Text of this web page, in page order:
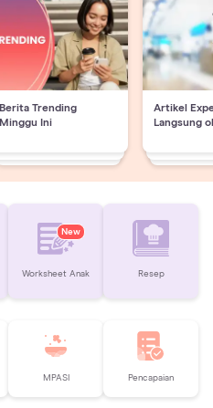
Berita Trending
Minggu Ini
Artikel
Langsung
New
Worksheet Anak Resep
MPASI Pencapaian